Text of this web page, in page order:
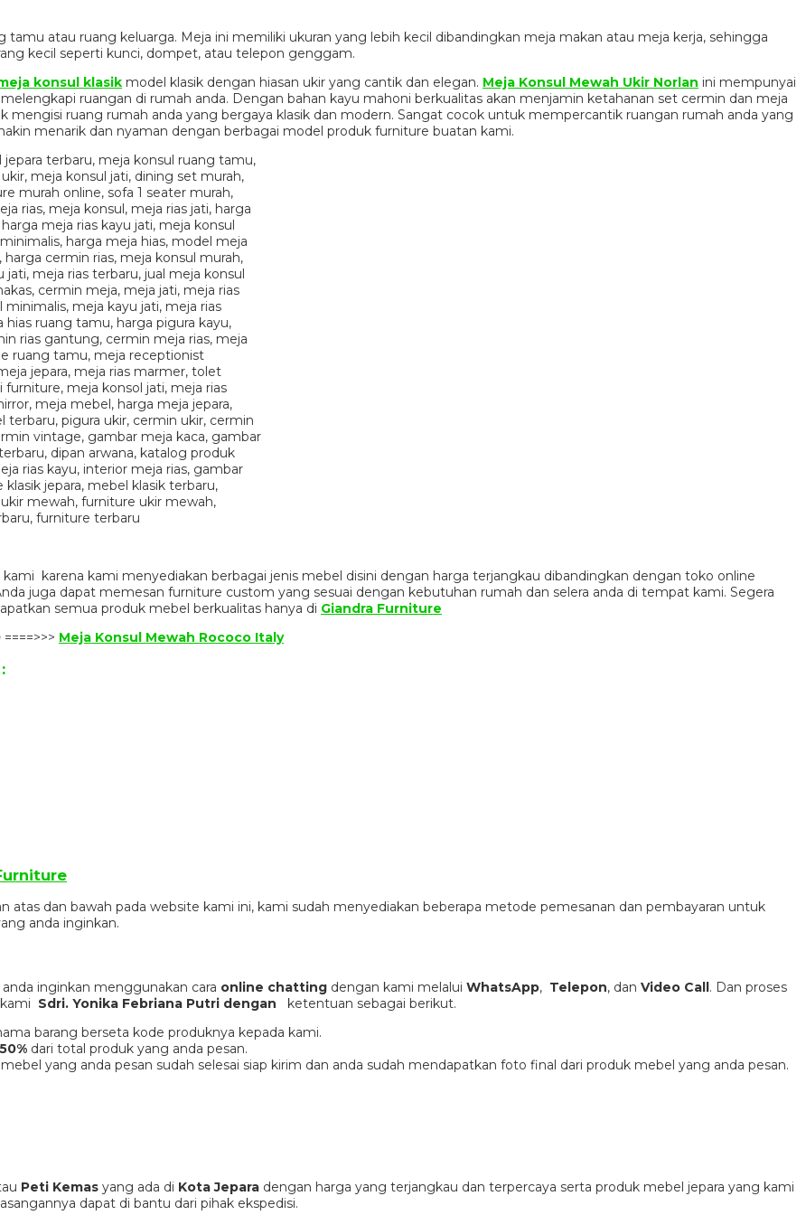
tamu atau ruang keluarga. Meja ini memiliki ukuran yang lebih kecil dibandingkan meja makan atau meja kerja, sehingga
kecil seperti kunci, dompet, atau telepon genggam.
konsul klasik model klasik dengan hiasan ukir yang cantik dan elegan. Meja Konsul Mewah Ukir Norlan ini mempunyai
ruangan di rumah anda. Dengan bahan kayu mahoni berkualitas akan menjamin ketahanan set cermin dan meja
mengisi ruang rumah anda yang bergaya klasik dan modern. Sangat cocok untuk mempercantik ruangan rumah anda yang
menarik dan nyaman dengan berbagai model produk furniture buatan kami.
karena kami menyediakan berbagai jenis mebel disini dengan harga terjangkau dibandingkan dengan toko online
juga dapat memesan furniture custom yang sesuai dengan kebutuhan rumah dan selera anda di tempat kami. Segera
semua produk mebel berkualitas hanya di Giandra Furniture
====>>> Meja Konsul Mewah Rococo Italy
:
dan bawah pada website kami ini, kami sudah menyediakan beberapa metode pemesanan dan pembayaran untuk
anda inginkan.
inginkan menggunakan cara online chatting dengan kami melalui WhatsApp, Telepon, dan Video Call. Dan proses
Sdri. Yonika Febriana Putri dengan ketentuan sebagai berikut.
barang berseta kode produknya kepada kami.
dari total produk yang anda pesan.
yang anda pesan sudah selesai siap kirim dan anda sudah mendapatkan foto final dari produk mebel yang anda pesan.
Peti Kemas yang ada di Kota Jepara dengan harga yang terjangkau dan terpercaya serta produk mebel jepara yang kami
dapat di bantu dari pihak ekspedisi.